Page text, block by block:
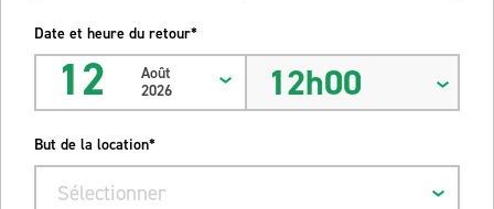
Date et heure du retour*
12
Août
2026
12h00
But de la location*
Sélectionner